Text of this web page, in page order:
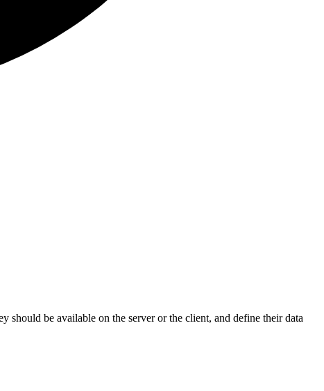
be available on the server or the client, and define their data